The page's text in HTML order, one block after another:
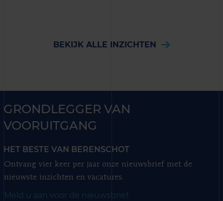
BEKIJK ALLE INZICHTEN
GRONDLEGGER VAN
VOORUITGANG
HET BESTE VAN BERENSCHOT
Ontvang vier keer per jaar onze nieuwsbrief met de
nieuwste inzichten en vacatures.
Meld u aan voor de nieuwsbrief.